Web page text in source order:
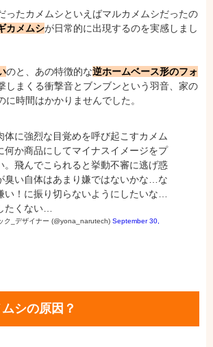
ったカメムシといえばマルカメムシだったの
カメムシが日常的に出現するのを実感しまし
のと、あの特徴的な逆ホームベース形のフォ
しまくる衝撃音とブンブンという羽音、家の
に時間はかかりませんでした。
体に強烈な目覚めを呼び起こすカメム
何か商品にしてマイナスイメージをプ
。飛んでこられると挙動不審に逃げ惑
臭い自体はあまり嫌ではないかな…な
い！に振り切らないようにしたいな…
たくない…
ク_デザイナー (@yona_narutech) September 30,
シの原因？